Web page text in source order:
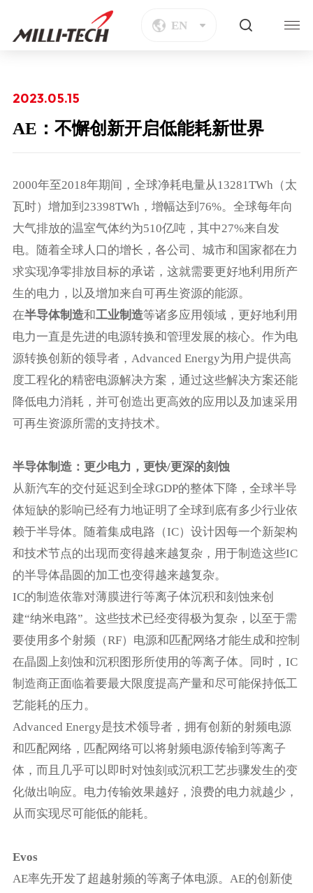
EN
2023.05.15
AE：不懈创新开启低能耗新世界
2000年至2018年期间，全球净耗电量从13281TWh（太
瓦时）增加到23398TWh，增幅达到76%。全球每年向
大气排放的温室气体约为510亿吨，其中27%来自发
电。随着全球人口的增长，各公司、城市和国家都在力
求实现净零排放目标的承诺，这就需要更好地利用所产
生的电力，以及增加来自可再生资源的能源。
在半导体制造和工业制造等诸多应用领域，更好地利用
电力一直是先进的电源转换和管理发展的核心。作为电
源转换创新的领导者， Advanced Energy为用户提供高
度工程化的精密电源解决方案，通过这些解决方案还能
降低电力消耗，并可创造出更高效的应用以及加速采用
可再生资源所需的支持技术。
半导体制造：更少电力，更快/更深的刻蚀
从新汽车的交付延迟到全球GDP的整体下降，全球半导
体短缺的影响已经有力地证明了全球到底有多少行业依
赖于半导体。随着集成电路（IC）设计因每一个新架构
和技术节点的出现而变得越来越复杂，用于制造这些IC
的半导体晶圆的加工也变得越来越复杂。
IC的制造依靠对薄膜进行等离子体沉积和刻蚀来创
建“纳米电路”。这些技术已经变得极为复杂，以至于需
要使用多个射频（RF）电源和匹配网络才能生成和控制
在晶圆上刻蚀和沉积图形所使用的等离子体。同时，IC
制造商正面临着要最大限度提高产量和尽可能保持低工
艺能耗的压力。
Advanced Energy是技术领导者，拥有创新的射频电源
和匹配网络，匹配网络可以将射频电源传输到等离子
体，而且几乎可以即时对蚀刻或沉积工艺步骤发生的变
化做出响应。电力传输效果越好，浪费的电力就越少，
从而实现尽可能低的能耗。
Evos
AE率先开发了超越射频的等离子体电源。AE的创新使